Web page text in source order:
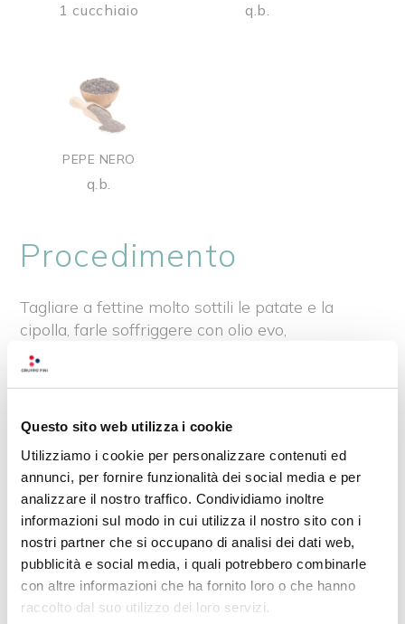
Questo sito web utilizza i cookie
Utilizziamo i cookie per personalizzare contenuti ed
annunci, per fornire funzionalità dei social media e per
analizzare il nostro traffico. Condividiamo inoltre
informazioni sul modo in cui utilizza il nostro sito con i
nostri partner che si occupano di analisi dei dati web,
pubblicità e social media, i quali potrebbero combinarle
con altre informazioni che ha fornito loro o che hanno
raccolto dal suo utilizzo dei loro servizi.
1 cucchiaio q.b.
PEPE NERO
q.b.
Procedimento
Tagliare a fettine molto sottili le patate e la
cipolla, farle soffriggere con olio evo,
aggiungere un cucchiaino di curcuma e acqua
fino a coprire. Far cuocere per 15 minuti.
crea una crema liscia e fluida.
Cuocere i ravioli in acqua salata, scolare.
Impiattare i ravioli in un letto di crema di patate
e decorare con l’erba cipollina e pepe.
Recensioni su questo
prodotto